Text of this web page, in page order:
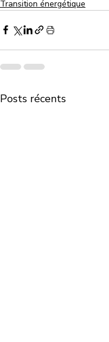
Transition énergétique
Posts récents